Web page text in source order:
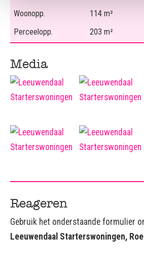
Woonopp.
114 m²
Perceelopp.
203 m²
Media
Reageren
Gebruik het onderstaande formulier
Leeuwendaal Starterswoningen,